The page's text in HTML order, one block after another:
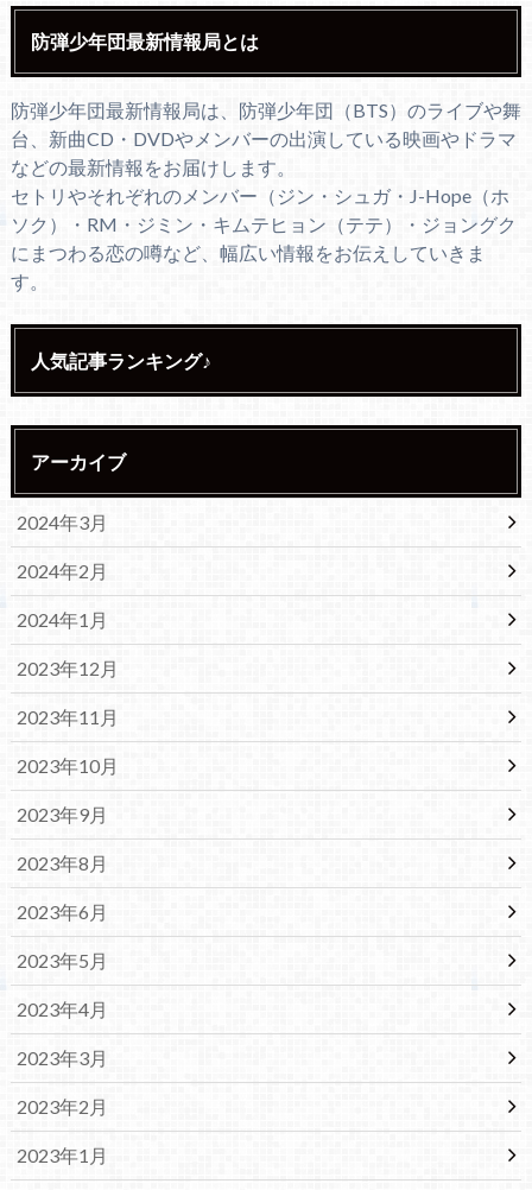
防弾少年団最新情報局とは
防弾少年団最新情報局は、防弾少年団（BTS）のライブや舞
台、新曲CD・DVDやメンバーの出演している映画やドラマ
などの最新情報をお届けします。
セトリやそれぞれのメンバー（ジン・シュガ・J-Hope（ホ
ソク）・RM・ジミン・キムテヒョン（テテ）・ジョングク
にまつわる恋の噂など、幅広い情報をお伝えしていきま
す。
人気記事ランキング♪
アーカイブ
2024年3月
2024年2月
2024年1月
2023年12月
2023年11月
2023年10月
2023年9月
2023年8月
2023年6月
2023年5月
2023年4月
2023年3月
2023年2月
2023年1月